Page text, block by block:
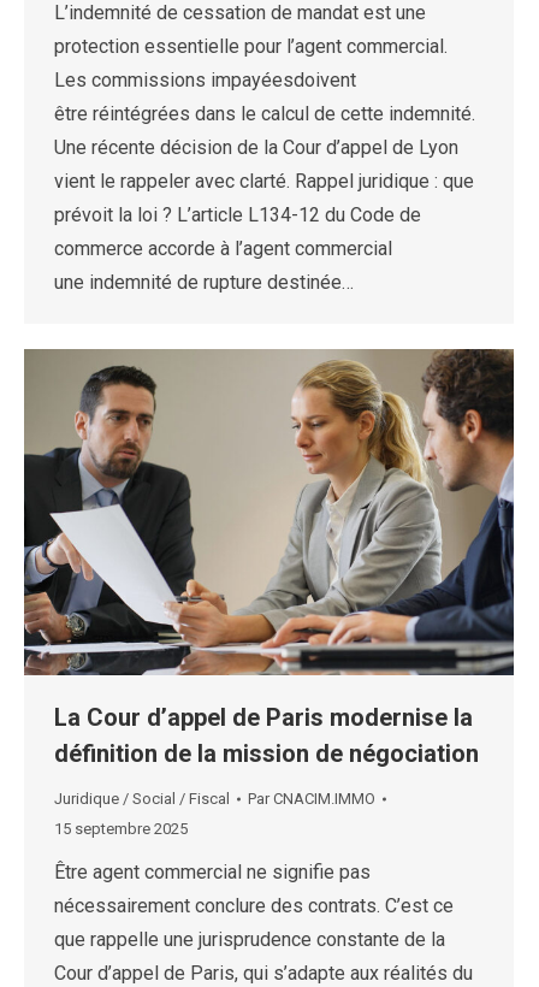
L’indemnité de cessation de mandat est une
protection essentielle pour l’agent commercial.
Les commissions impayéesdoivent
être réintégrées dans le calcul de cette indemnité.
Une récente décision de la Cour d’appel de Lyon
vient le rappeler avec clarté. Rappel juridique : que
prévoit la loi ? L’article L134-12 du Code de
commerce accorde à l’agent commercial
une indemnité de rupture destinée…
La Cour d’appel de Paris modernise la
définition de la mission de négociation
Juridique / Social / Fiscal ParCNACIM.IMMO
15 septembre 2025
Être agent commercial ne signifie pas
nécessairement conclure des contrats. C’est ce
que rappelle une jurisprudence constante de la
Cour d’appel de Paris, qui s’adapte aux réalités du